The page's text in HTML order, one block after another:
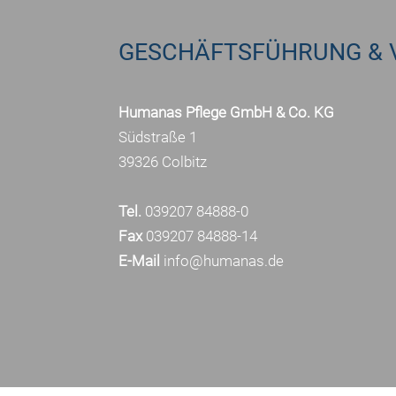
GESCHÄFTSFÜHRUNG &
Humanas Pflege GmbH & Co. KG
Südstraße 1
39326 Colbitz
Tel. 039207 84888-0
Fax039207 84888-14
E-Mail info@humanas.de